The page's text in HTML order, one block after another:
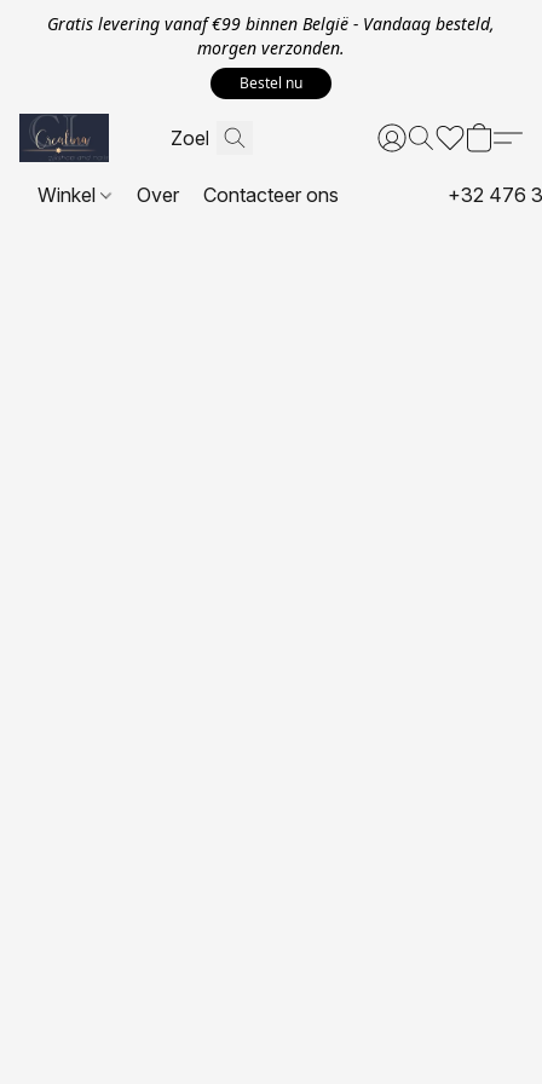
Gratis levering vanaf €99 binnen België - Vandaag besteld,
morgen verzonden.
Bestel nu
Winkel Over Contacteer ons +32 476